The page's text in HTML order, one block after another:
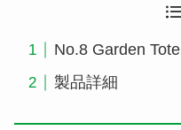
No.8 Garden Tote
製品詳細